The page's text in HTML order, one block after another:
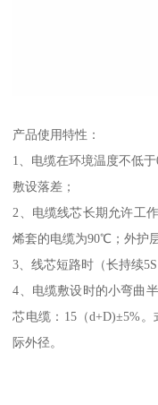
产品使用特性：
1、电缆在环境温度不低
敷设落差；
2、电缆线芯长期允许工
烯套的电缆为90℃；外护
3、线芯短路时（长持续
4、电缆敷设时的小弯曲
芯电缆：15（d+D)±5%
际外径。